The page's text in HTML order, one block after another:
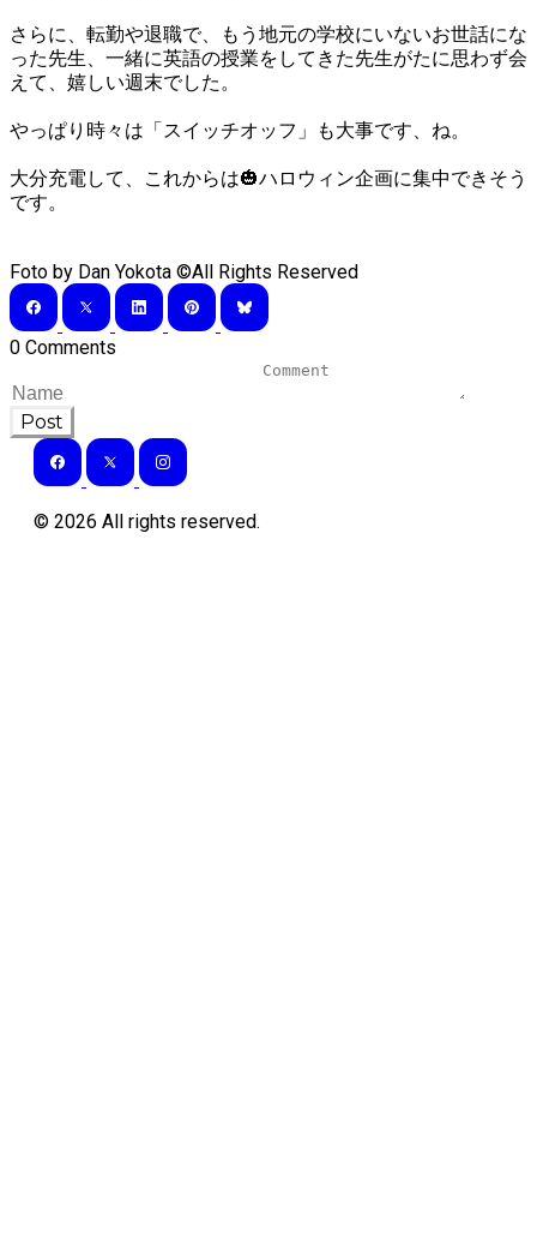
さらに、転勤や退職で、もう地元の学校にいないお世話にな
った先生、一緒に英語の授業をしてきた先生がたに思わず会
えて、嬉しい週末でした。
やっぱり時々は「スイッチオッフ」も大事です、ね。
大分充電して、これからは🎃ハロウィン企画に集中できそう
です。
Foto by Dan Yokota ©All Rights Reserved
0 Comments
Post
© 2026 All rights reserved.